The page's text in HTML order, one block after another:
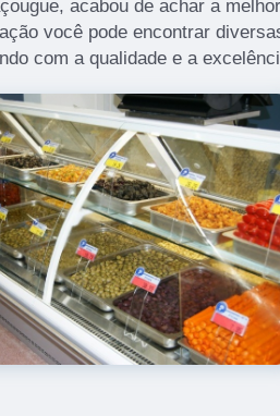
acabou de achar a
você pode encontrar
com a qualidade e a